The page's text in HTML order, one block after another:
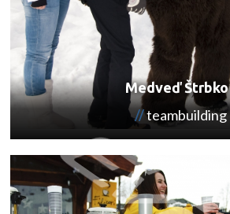
Medveď Štrbko
teambuilding